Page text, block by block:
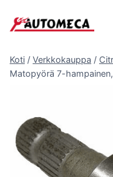
sisältöön
Koti / Verkkokauppa /
Matopyörä 7-